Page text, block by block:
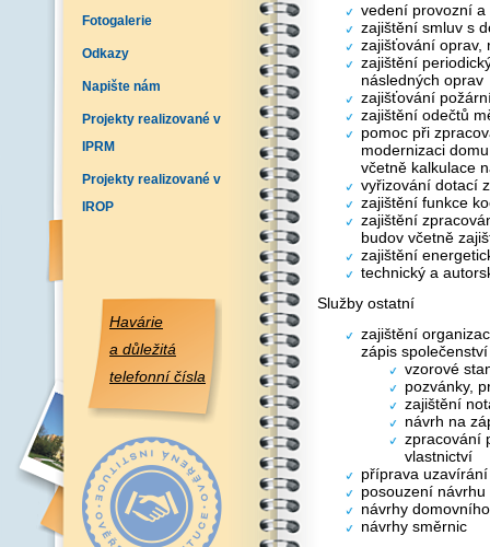
Fotogalerie
Odkazy
Napište nám
Projekty realizované v
IPRM
Projekty realizované v
IROP
Havárie
a důležitá
telefonní čísla
vedení provozní a
zajištění smluv s
zajišťování oprav,
zajištění
následných oprav
zajišťování
zajištění odečtů
pomoc při
modernizaci
včetně kalkulace
vyřizování dotací
zajištění funkce
zajištění
budov včetně
zajištění
technický a
Služby ostatní
zajištění
zápis
vzorové
pozvánky,
zajištění
návrh na
zpracování
vlastnictví
příprava
posouzení
návrhy
návrhy směrnic